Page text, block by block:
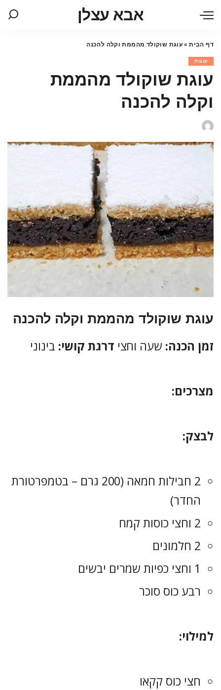
אבא עצלן
דף הבית» עוגת שוקולד מהממת וקלה להכנה
עוגות
עוגת שוקולד מהממת
וקלה להכנה
עוגת שוקולד מהממת וקלה להכנה
זמן הכנה: שעה וחצי דרגת קושי: בינוני
מצרכים:
לבצק:
2 חבילות חמאה (200 גרם – בטמפרטורת
החדר)
2 וחצי כוסות קמח
2 חלמונים
1 וחצי כפיות שמרים יבשים
רבע כוס סוכר
למילוי:
חצי כוס קקאו